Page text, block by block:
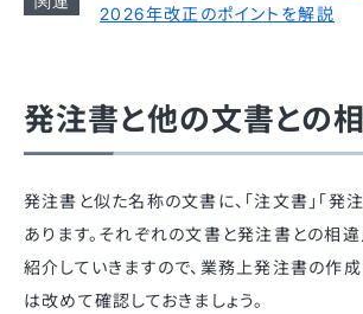
2026年改正のポイントを解説
発注書と他の文書との
発注書と似た名称の文書に、「注文書」「発
あります。それぞれの文書と発注書との相
紹介していきますので、業務上発注書の作
は改めて確認しておきましょう。